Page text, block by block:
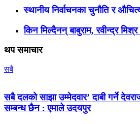
स्थानीय निर्वाचनका चुनौति र
किन मिल्दैनन् बाबुराम, रवीन्द्र
थप समाचार
सबै
सबै दलको साझा उम्मेदवार’ दाबी गर्ने
सम्बन्ध छैन : एमाले उदयपुर